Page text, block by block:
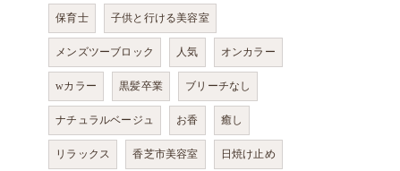
保育士 子供と行ける美容室
メンズツーブロック 人気 オンカラー
wカラー 黒髪卒業 ブリーチなし
ナチュラルベージュ お香 癒し
リラックス 香芝市美容室 日焼け止め